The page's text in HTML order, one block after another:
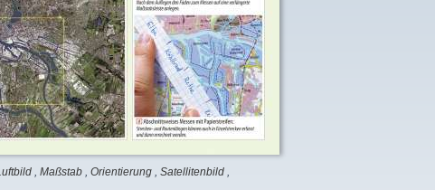
, Maßstab , Orientierung , Satellitenbild ,